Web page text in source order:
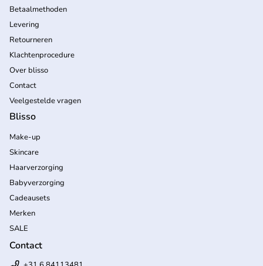
Betaalmethoden
Levering
Retourneren
Klachtenprocedure
Over blisso
Contact
Veelgestelde vragen
Blisso
Make-up
Skincare
Haarverzorging
Babyverzorging
Cadeausets
Merken
SALE
Contact